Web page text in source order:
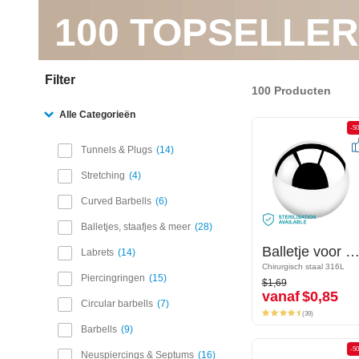
100
Filter
Alle Categorieën
Tunnels & Plugs 14
Stretching 4
Curved Barbells 6
Balletjes, staafjes & meer 28
Labrets 14
Piercingringen 15
Circular barbells 7
Barbells 9
Neuspiercings & Septums 16
100 Producten
-50%
Balletje voor pinnen met schroefdraad (chirurgisch staal, zilver, glanzende afwerking)
Chirurgisch staal 316L
$1,69
vanaf$0,85
-
Balletje voor pinnen met schroefdraad (chirurgisch staal, zilver, glanzende afwerking)
Chirurgisch staal 316L
$1,69
vanaf$0,85
(39)
-50%
-